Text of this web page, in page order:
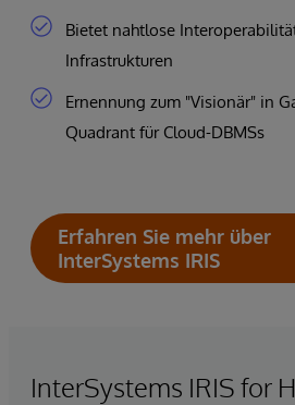
Bietet nahtlose
Infrastrukturen
Ernennung zum "Visionär" in
Quadrant für Cloud-DBMSs
Erfahren Sie mehr über
InterSystems IRIS
InterSystems IRIS for